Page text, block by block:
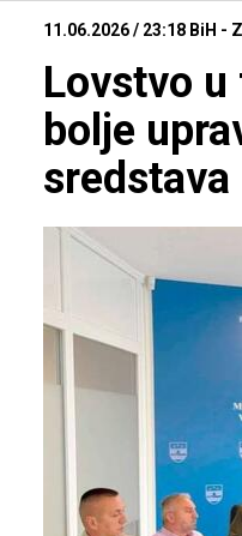
11.06.2026 / 23:18 BiH -
Lovstvo u
bolje
sredstava